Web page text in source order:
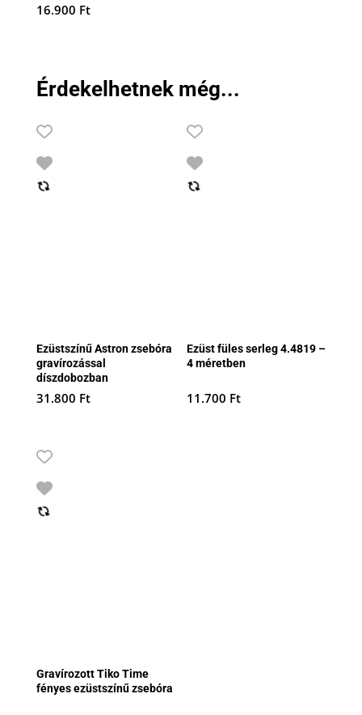
16.900 Ft
Érdekelhetnek még...
Ezüstszínű Astron zsebóra
gravírozással
díszdobozban
31.800 Ft
Ezüst füles serleg 4.4819 –
4 méretben
11.700 Ft
Gravírozott Tiko Time
fényes ezüstszínű zsebóra